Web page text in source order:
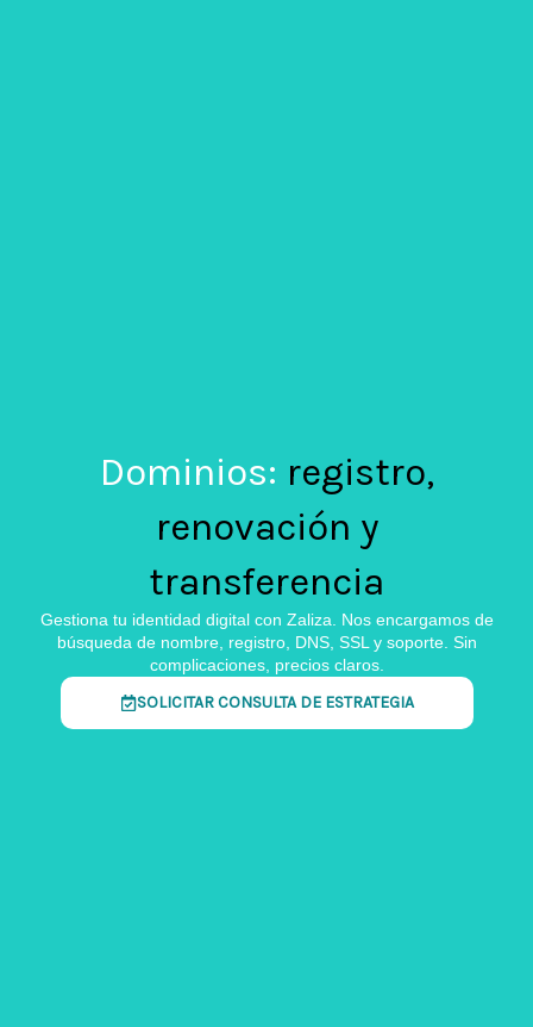
Dominios: registro,
renovación y
transferencia​
Gestiona tu identidad digital con Zaliza. Nos encargamos de
búsqueda de nombre, registro, DNS, SSL y soporte. Sin
complicaciones, precios claros.​
SOLICITAR CONSULTA DE ESTRATEGIA